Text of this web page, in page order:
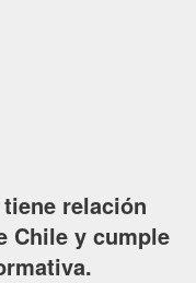
relación
Chile y cumple